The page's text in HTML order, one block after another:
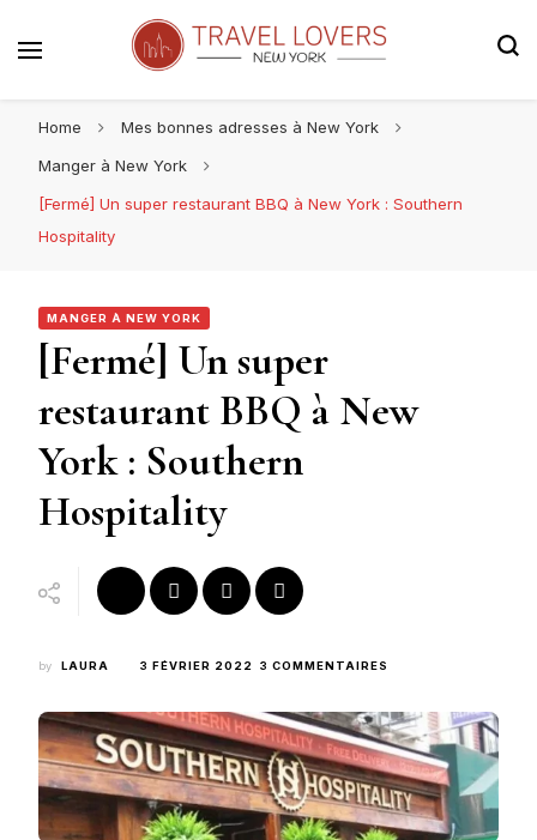
Home
Mes bonnes adresses à New York
Manger à New York
[Fermé] Un super restaurant BBQ à New York : Southern
Hospitality
MANGER À NEW YORK
[Fermé] Un super
restaurant BBQ à New
York : Southern
Hospitality
by LAURA 3 FÉVRIER 2022 3 COMMENTAIRES
SUPER
RESTAURANT
BBQ
À
NEW
YORK